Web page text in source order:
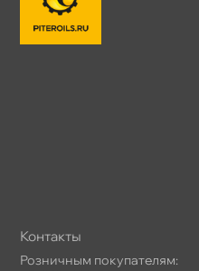
Контакты
Розничным покупателям: